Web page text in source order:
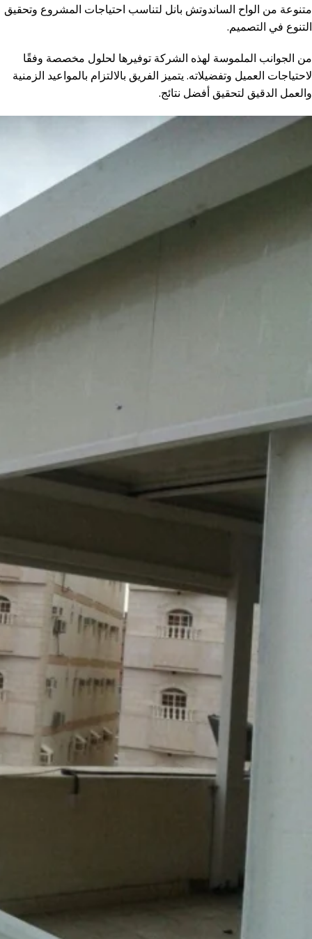
متنوعة من الواح الساندوتش بانل لتناسب احتياجات المشروع وتحقيق
التنوع في التصميم.
من الجوانب الملموسة لهذه الشركة توفيرها لحلول مخصصة وفقًا
لاحتياجات العميل وتفضيلاته. يتميز الفريق بالالتزام بالمواعيد الزمنية
والعمل الدقيق لتحقيق أفضل نتائج.